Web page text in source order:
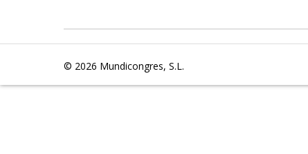
© 2026 Mundicongres, S.L.